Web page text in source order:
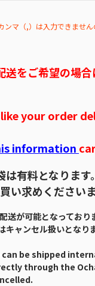
マ（,）は入力できません
送をご希望の場
your order
information
有料となります。
い求めください
が可能となっており
ャンセル扱いとなり
be shipped
through the